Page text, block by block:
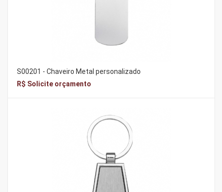
S00201 - Chaveiro Metal personalizado
R$ Solicite orçamento